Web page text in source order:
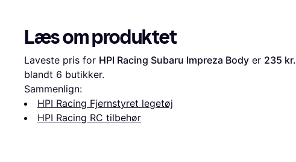
Læs om produktet
Laveste pris for HPI Racing Subaru Impreza Body er 235 kr.
blandt 6 butikker.
Sammenlign:
HPI Racing Fjernstyret legetøj
HPI Racing RC tilbehør